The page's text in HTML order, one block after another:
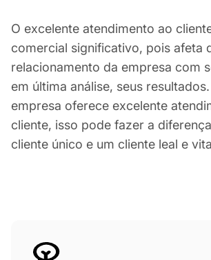
O excelente atendimento ao
comercial significativo, pois afeta
relacionamento da empresa com
em última análise, seus
empresa oferece excelente
cliente, isso pode fazer a
cliente único e um cliente leal e